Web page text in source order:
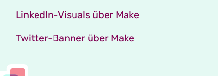
LinkedIn-Visuals über Make
Twitter-Banner über Make